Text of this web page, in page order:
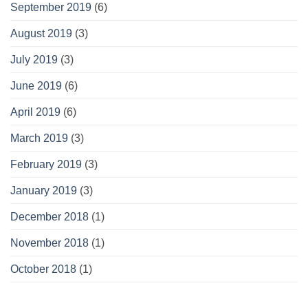
September 2019 (6)
August 2019 (3)
July 2019 (3)
June 2019 (6)
April 2019 (6)
March 2019 (3)
February 2019 (3)
January 2019 (3)
December 2018 (1)
November 2018 (1)
October 2018 (1)